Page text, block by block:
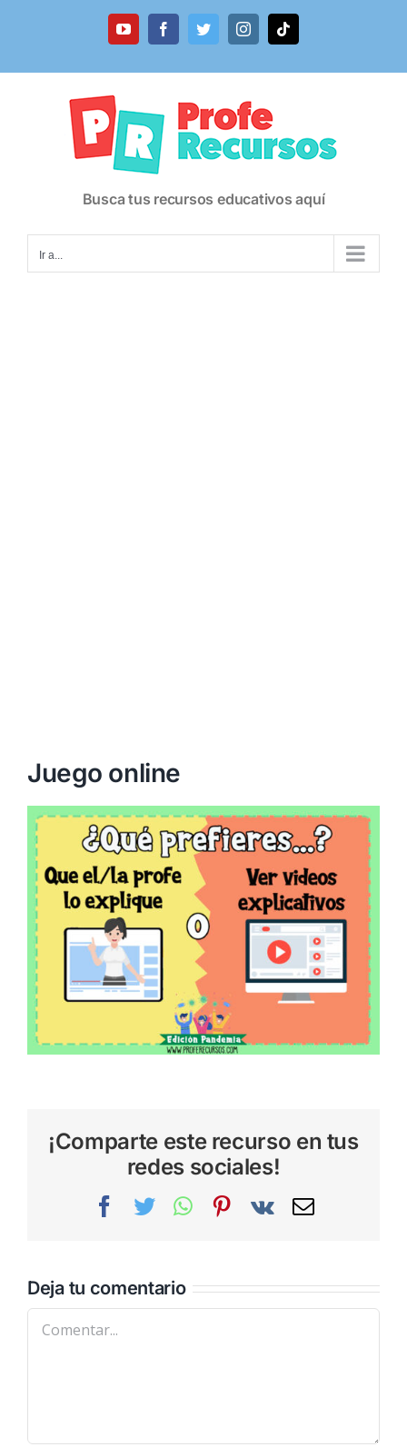
YouTubeFacebookTwitterInstagramTiktok
Busca tus recursos educativos aquí
Ir a...
Juego online
¡Comparte este recurso en tus
redes sociales!
Facebook
TwitterWhatsAppPinterest
Vk
Correo
Deja tu comentario
Comentar